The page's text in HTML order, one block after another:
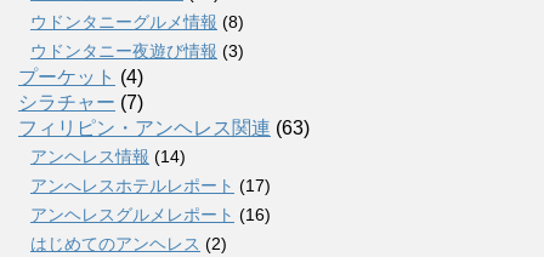
ウドンタニーグルメ情報 (8)
ウドンタニー夜遊び情報 (3)
プーケット (4)
シラチャー (7)
フィリピン・アンヘレス関連 (63)
アンヘレス情報 (14)
アンへレスホテルレポート (17)
アンヘレスグルメレポート (16)
はじめてのアンヘレス (2)